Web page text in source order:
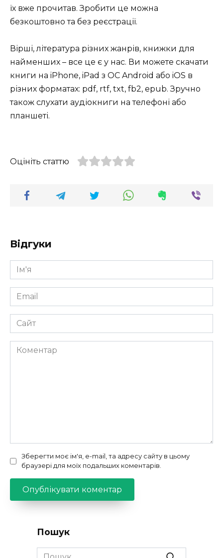
їх вже прочитав. Зробити це можна
безкоштовно та без реєстрації.
Вірші, література різних жанрів, книжки для
найменших – все це є у нас. Ви можете скачати
книги на iPhone, iPad з ОС Android або iOS в
різних форматах: pdf, rtf, txt, fb2, epub. Зручно
також слухати аудіокниги на телефоні або
планшеті.
Оцініть статтю
Відгуки
Ім'я
*
Email
*
Сайт
Коментар
Зберегти моє ім'я, e-mail, та адресу сайту в цьому
браузері для моїх подальших коментарів.
Пошук
Search